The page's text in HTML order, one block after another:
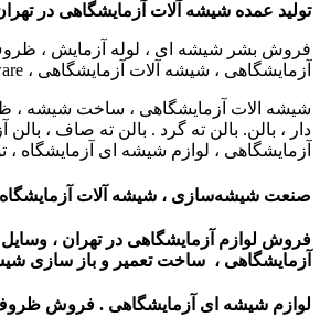
تولید عمده شیشه آلات آزمایشگاهی در
فروش بشر شیشه ای ، لوله آزمایش ، ظروف
آزمایشگاهی ، شیشه آلات آزمایشگاهی ، Laboratory Glassware .
شیشه الات آزمایشگاهی ، ساخت شیشه ،
دار ، بالن. بالن ته گرد . بالن ته صاف ،
آزمایشگاهی ، لوازم شیشه ای آزمایشگاه ،
صنعت شیشه‌سازی ، شیشه آلات آزمایشگاه
فروش لوازم آزمایشگاهی در تهران ،
آزمایشگاهی ، ساخت تعمیر و باز سازی
لوازم شیشه ای آزمایشگاهی . فروش